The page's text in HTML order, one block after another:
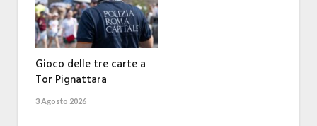
Gioco delle tre carte a
Tor Pignattara
3 Agosto 2026